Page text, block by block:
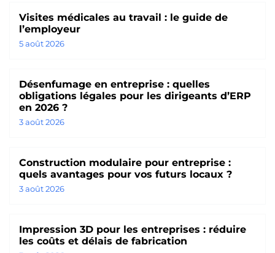
Visites médicales au travail : le guide de
l’employeur
5 août 2026
Désenfumage en entreprise : quelles
obligations légales pour les dirigeants d’ERP
en 2026 ?
3 août 2026
Construction modulaire pour entreprise :
quels avantages pour vos futurs locaux ?
3 août 2026
Impression 3D pour les entreprises : réduire
les coûts et délais de fabrication